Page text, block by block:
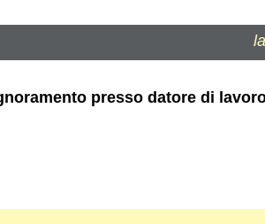
presso datore di